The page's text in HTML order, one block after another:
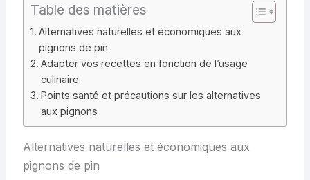
Table des matières
Alternatives naturelles et économiques aux
pignons de pin
Adapter vos recettes en fonction de l’usage
culinaire
Points santé et précautions sur les alternatives
aux pignons
Alternatives naturelles et économiques aux
pignons de pin